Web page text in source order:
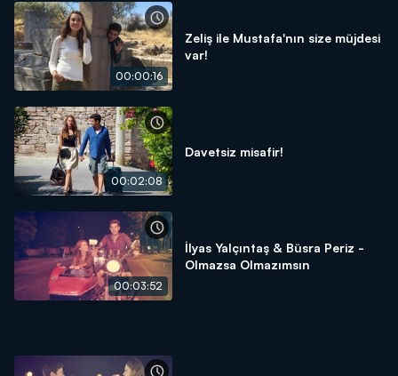
00:00:16
Zeliş ile Mustafa'nın size müjdesi
var!
00:02:08
Davetsiz misafir!
00:03:52
İlyas Yalçıntaş & Büsra Periz -
Olmazsa Olmazımsın